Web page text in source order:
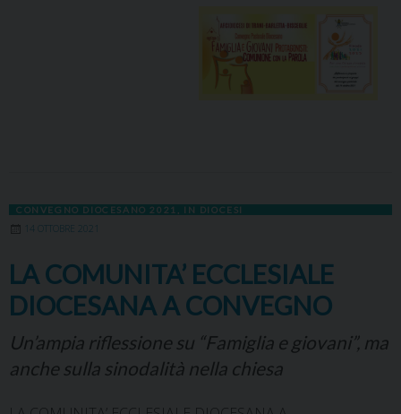
CONVEGNO DIOCESANO 2021 IN DIOCESI
14 OTTOBRE 2021
LA COMUNITA’ ECCLESIALE
DIOCESANA A CONVEGNO
Un’ampia riflessione su “Famiglia e giovani”, ma
anche sulla sinodalità nella chiesa